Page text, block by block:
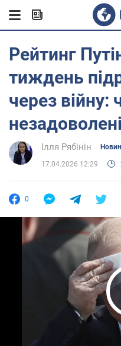
Рейтинг
тиждень
через війну:
Ілля Рябінін
17.04.2026 12:29
0